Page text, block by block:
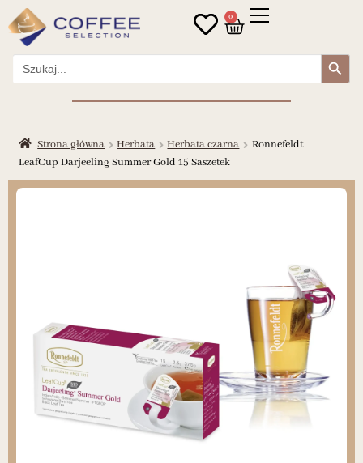
0
Search
for:
Search Button
Strona główna Herbata Herbata czarna
Ronnefeldt
LeafCup Darjeeling Summer Gold 15 Saszetek